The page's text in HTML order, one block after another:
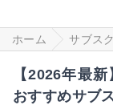
ホーム サブス
【2026年最
おすすめサブ